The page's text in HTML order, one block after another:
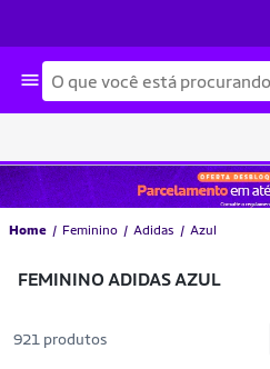
Busca
Home Feminino Adidas Azul
FEMININO ADIDAS AZUL
921 produtos